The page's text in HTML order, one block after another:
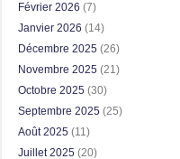
Février 2026 (7)
Janvier 2026 (14)
Décembre 2025 (26)
Novembre 2025 (21)
Octobre 2025 (30)
Septembre 2025 (25)
Août 2025 (11)
Juillet 2025 (20)